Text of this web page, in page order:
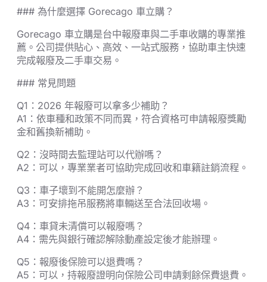
### 為什麼選擇 Gorecago 車立購？
Gorecago 車立購是台中報廢車與二手車收購的專業推
薦。公司提供貼心、高效、一站式服務，協助車主快速
完成報廢及二手車交易。
### 常見問題
Q1：2026 年報廢可以拿多少補助？
A1：依車種和政策不同而異，符合資格可申請報廢獎勵
金和舊換新補助。
Q2：沒時間去監理站可以代辦嗎？
A2：可以，專業業者可協助完成回收和車籍註銷流程。
Q3：車子壞到不能開怎麼辦？
A3：可安排拖吊服務將車輛送至合法回收場。
Q4：車貸未清償可以報廢嗎？
A4：需先與銀行確認解除動產設定後才能辦理。
Q5：報廢後保險可以退費嗎？
A5：可以，持報廢證明向保險公司申請剩餘保費退費。